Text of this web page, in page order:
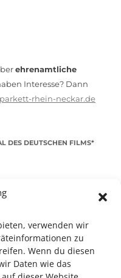
verwenden wir
zu
Wenn du diesen
Daten wie das
ehrenamtliche
Interesse? Dann
rhein-neckar.de
DES DEUTSCHEN FILMS*